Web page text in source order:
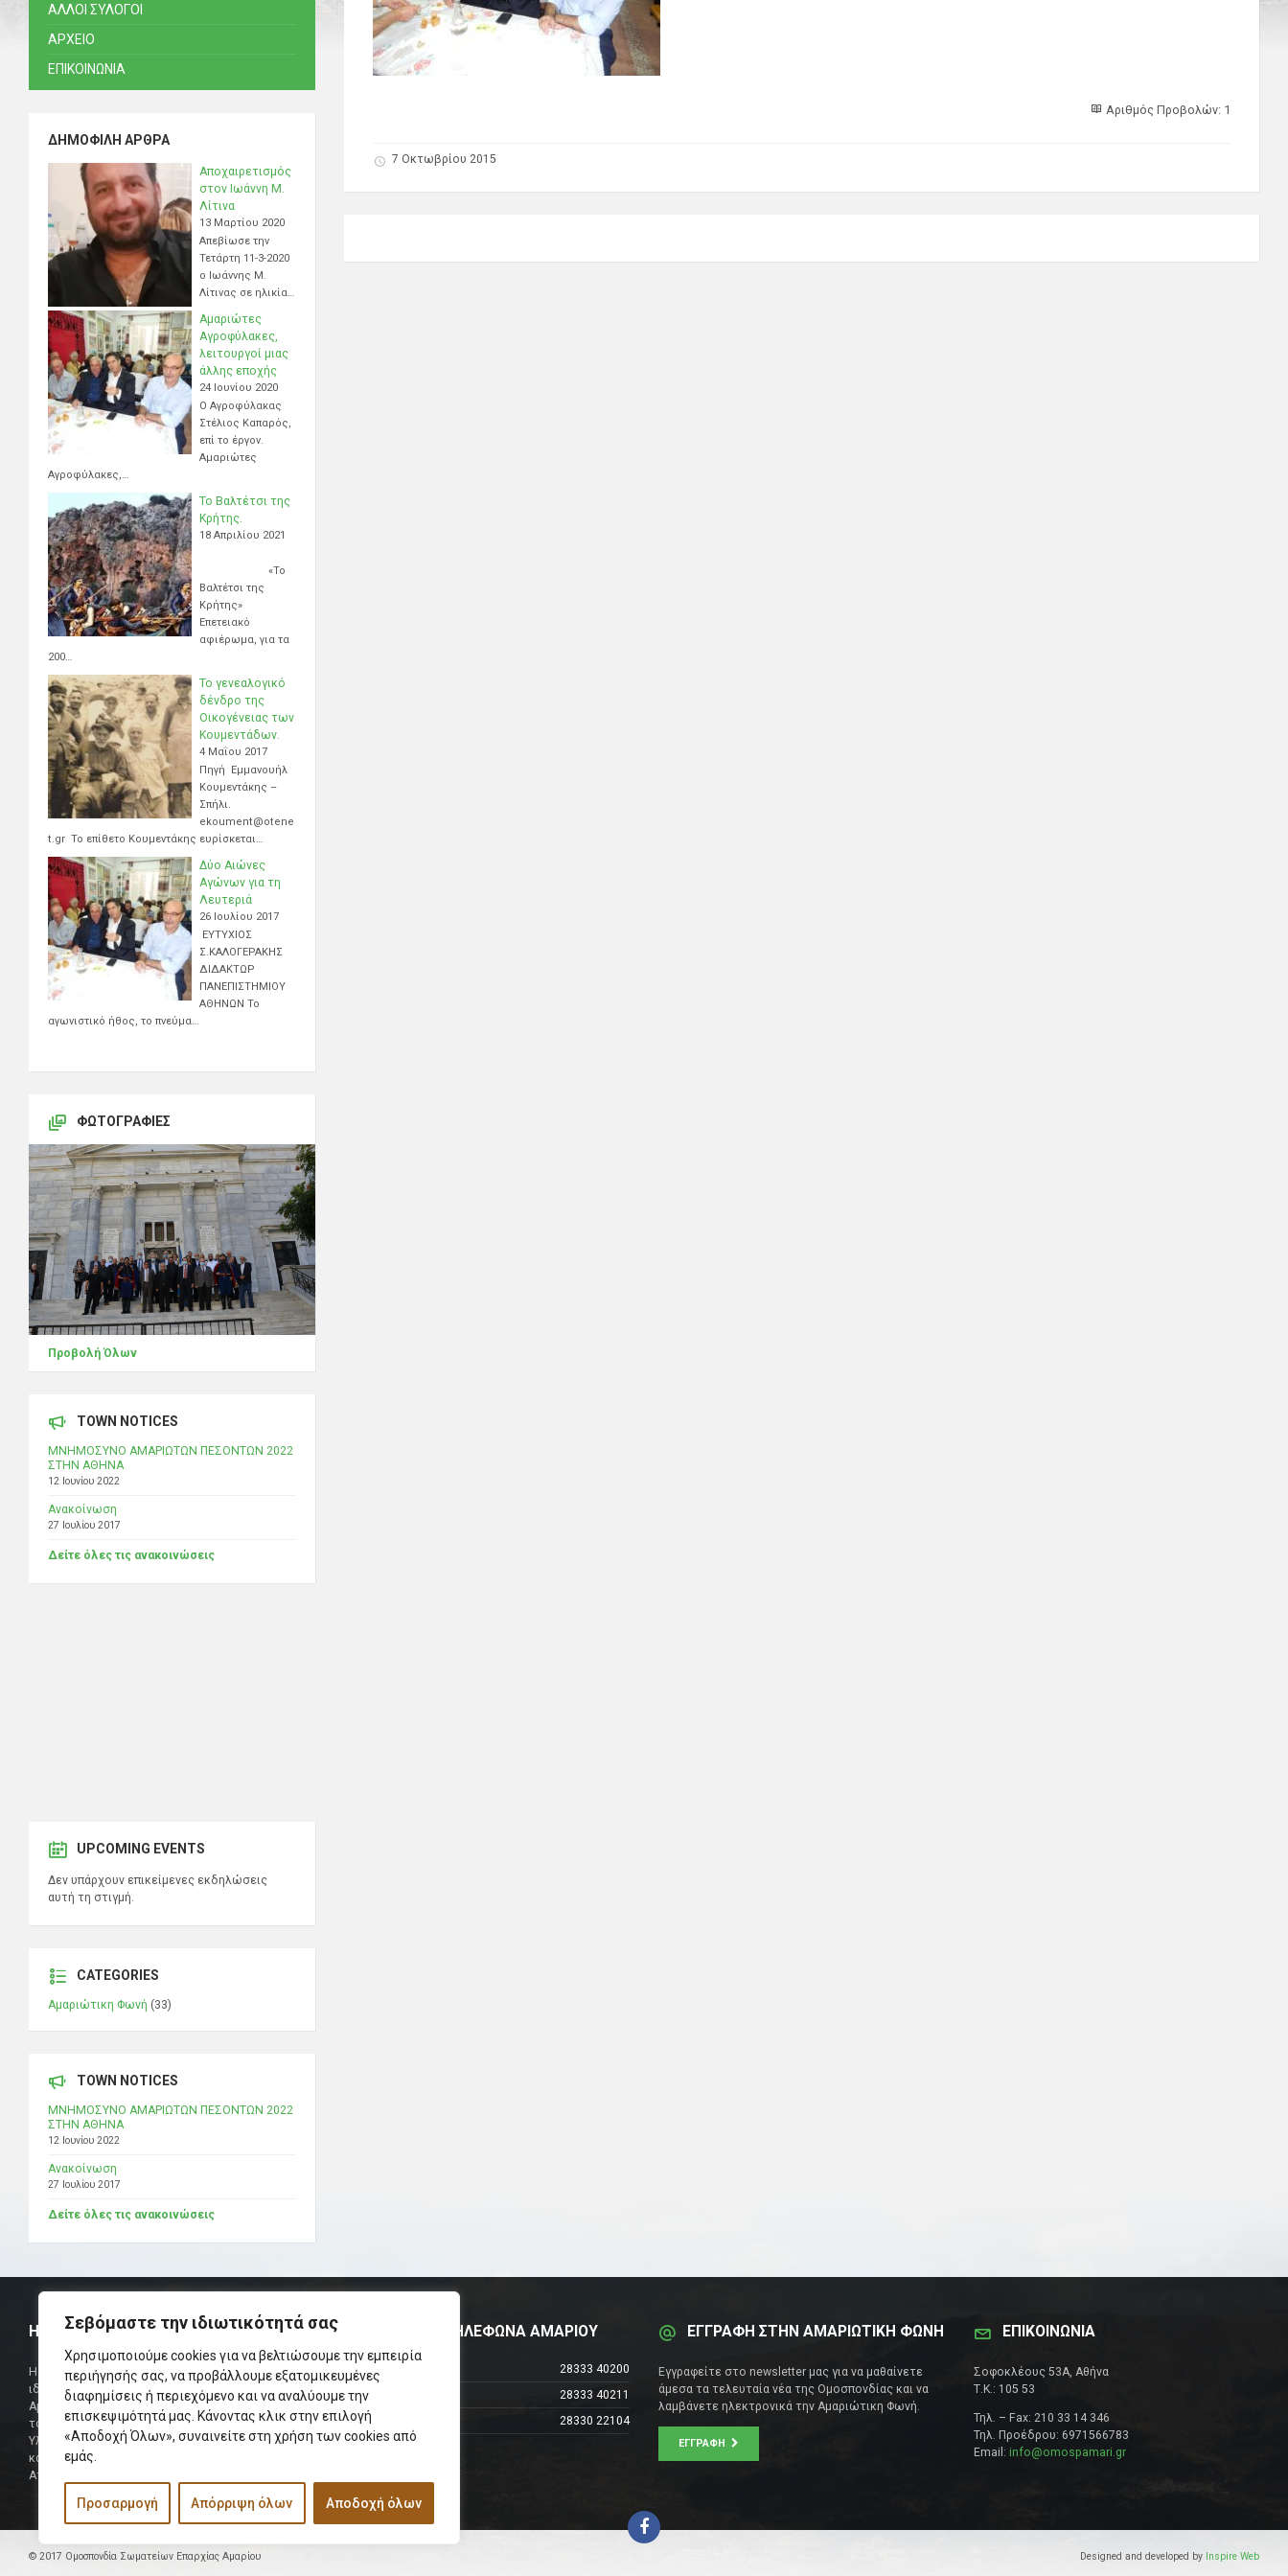
Σεβόμαστε την ιδιωτικότητά σας
Χρησιμοποιούμε cookies για να βελτιώσουμε την εμπειρία
περιήγησής σας, να προβάλλουμε εξατομικευμένες
διαφημίσεις ή περιεχόμενο και να αναλύουμε την
επισκεψιμότητά μας. Κάνοντας κλικ στην επιλογή
«Αποδοχή Όλων», συναινείτε στη χρήση των cookies από
εμάς.
Προσαρμογή Απόρριψη όλων Αποδοχή όλων
Αριθμός Προβολών: 1
7 Οκτωβρίου 2015
ΑΛΛΟΙ ΣΥΛΟΓΟΙ
ΑΡΧΕΙΟ
ΕΠΙΚΟΙΝΩΝΙΑ
ΔΗΜΟΦΙΛΉ ΆΡΘΡΑ
Αποχαιρετισμός
στον Ιωάννη Μ.
Λίτινα
13 Μαρτίου 2020
Απεβίωσε την
Τετάρτη 11-3-2020
ο Ιωάννης Μ.
Λίτινας σε ηλικία…
Αμαριώτες
Αγροφύλακες,
λειτουργοί μιας
άλλης εποχής
24 Ιουνίου 2020
Ο Αγροφύλακας
Στέλιος Καπαρός,
επί το έργον.
Αμαριώτες
Αγροφύλακες,…
Το Βαλτέτσι της
Κρήτης.
18 Απριλίου 2021
«Το
Βαλτέτσι της
Κρήτης»
Επετειακό
αφιέρωμα, για τα
200…
Το γενεαλογικό
δένδρο της
Οικογένειας των
Κουμεντάδων.
4 Μαΐου 2017
Πηγή Εμμανουήλ
Κουμεντάκης –
Σπήλι.
ekoument@otene
t.gr Το επίθετο Κουμεντάκης ευρίσκεται…
Δύο Αιώνες
Αγώνων για τη
Λευτεριά
26 Ιουλίου 2017
ΕΥΤΥΧΙΟΣ
Σ.ΚΑΛΟΓΕΡΑΚΗΣ
ΔΙΔΑΚΤΩΡ
ΠΑΝΕΠΙΣΤΗΜΙΟΥ
ΑΘΗΝΩΝ Το
αγωνιστικό ήθος, το πνεύμα…
ΦΩΤΟΓΡΑΦΊΕΣ
Προβολή Όλων
TOWN NOTICES
ΜΝΗΜΟΣΥΝΟ ΑΜΑΡΙΩΤΩΝ ΠΕΣΟΝΤΩΝ 2022
ΣΤΗΝ ΑΘΗΝΑ
12 Ιουνίου 2022
Ανακοίνωση
27 Ιουλίου 2017
Δείτε όλες τις ανακοινώσεις
UPCOMING EVENTS
Δεν υπάρχουν επικείμενες εκδηλώσεις
αυτή τη στιγμή.
CATEGORIES
Αμαριώτικη Φωνή (33)
TOWN NOTICES
ΜΝΗΜΟΣΥΝΟ ΑΜΑΡΙΩΤΩΝ ΠΕΣΟΝΤΩΝ 2022
ΣΤΗΝ ΑΘΗΝΑ
12 Ιουνίου 2022
Ανακοίνωση
27 Ιουλίου 2017
Δείτε όλες τις ανακοινώσεις
Η ΟΜΟΣΠΟΝΔΙΑ
Η Ομοσπονδία Σωματείων Επαρχίας Αμαρίου
ιδρύθηκε και πήρε τη θέση της Ένωσης
Αμαριωτών, που λειτουργούσε από το 1966 μέχρι
το 1984.
Υλοποιήθηκε σε συνεργασία των μελών του Δ.Σ
και των Δ.Σ των Αμαριώτικων Σωματείων της
Αττικής.
ΧΡΗΣΙΜΑ ΤΗΛΕΦΩΝΑ ΑΜΑΡΙΟΥ
Τηλεφωνικό Κέντρο
28333 40200
Δήμαρχος
28333 40211
Φαξ
28330 22104
ΕΓΓΡΑΦΗ ΣΤΗΝ ΑΜΑΡΙΩΤΙΚΗ ΦΩΝΗ
Εγγραφείτε στο newsletter μας για να μαθαίνετε
άμεσα τα τελευταία νέα της Ομοσπονδίας και να
λαμβάνετε ηλεκτρονικά την Αμαριώτικη Φωνή.
ΕΓΓΡΑΦΉ
ΕΠΙΚΟΙΝΩΝΊΑ
Σοφοκλέους 53Α, Αθήνα
Τ.Κ.: 105 53
Τηλ. – Fax: 210 33 14 346
Τηλ. Προέδρου: 6971566783
Email: info@omospamari.gr
© 2017 Ομοσπονδία Σωματείων Επαρχίας Αμαρίου Designed and developed by Inspire Web